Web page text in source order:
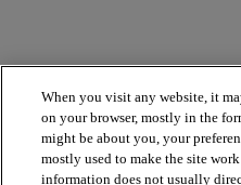
When you visit any website, it
on your browser, mostly in the
might be about you, your
mostly used to make the site
information does not usually